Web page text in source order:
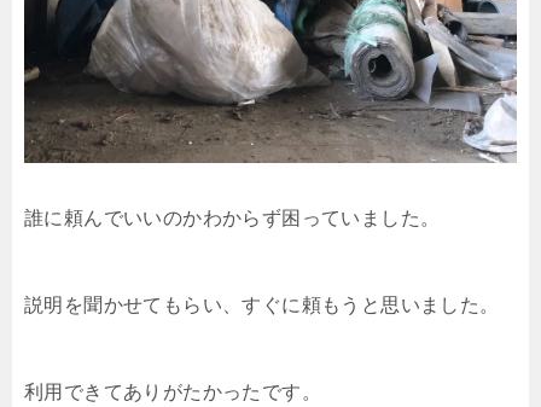
誰に頼んでいいのかわからず困っていました。
説明を聞かせてもらい、すぐに頼もうと思いました。
利用できてありがたかったです。